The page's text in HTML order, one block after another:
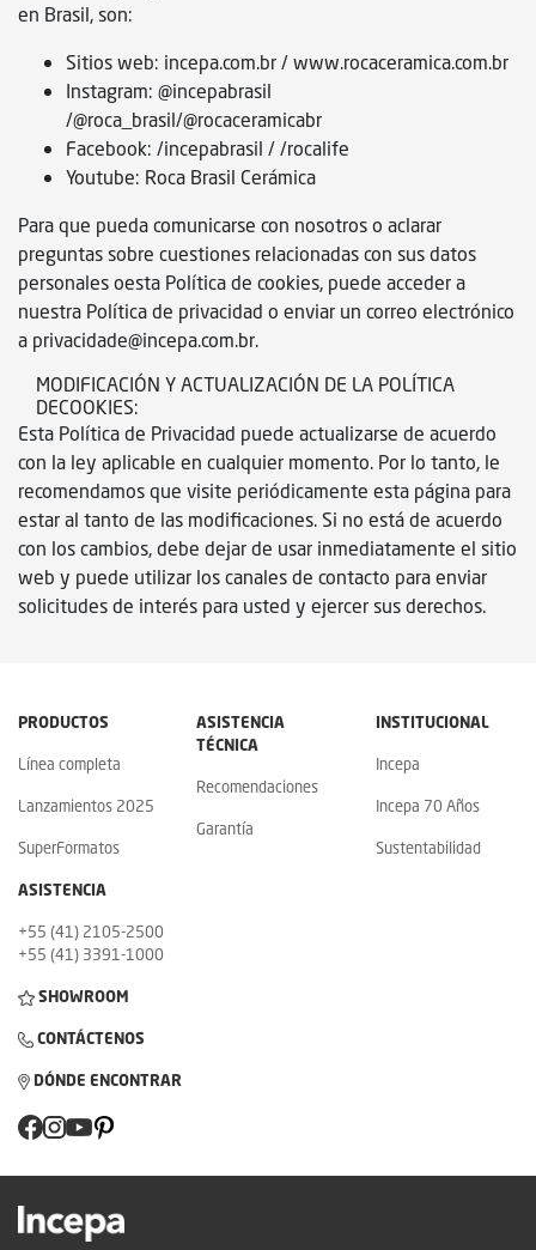
en Brasil, son:
Sitios web: incepa.com.br/www.rocaceramica.com.br
Instagram: @incepabrasil
/@roca_brasil/@rocaceramicabr
Facebook: /incepabrasil / /rocalife
Youtube: Roca Brasil Cerámica
Para que pueda comunicarse con nosotros o aclarar
preguntas sobre cuestiones relacionadas con sus datos
personales oesta Política de cookies, puede acceder a
nuestra Política de privacidad o enviar un correo electrónico
a privacidade@incepa.com.br.
MODIFICACIÓN Y ACTUALIZACIÓN DE LA POLÍTICA
DECOOKIES:
Esta Política de Privacidad puede actualizarse de acuerdo
con la ley aplicable en cualquier momento. Por lo tanto, le
recomendamos que visite periódicamente esta página para
estar al tanto de las modificaciones. Si no está de acuerdo
con los cambios, debe dejar de usar inmediatamente el sitio
web y puede utilizar los canales de contacto para enviar
solicitudes de interés para usted y ejercer sus derechos.
PRODUCTOS
Línea completa
Lanzamientos 2025
SuperFormatos
ASISTENCIA
TÉCNICA
Recomendaciones
Garantía
INSTITUCIONAL
Incepa
Incepa 70 Años
Sustentabilidad
ASISTENCIA
+55 (41) 2105-2500
+55 (41) 3391-1000
SHOWROOM
CONTÁCTENOS
DÓNDE ENCONTRAR